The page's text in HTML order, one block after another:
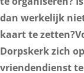
dan werkelijk
kaart te
Dorpskerk zich
vriendendienst